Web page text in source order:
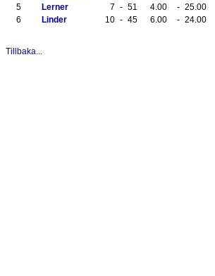
5
Lerner 7 - 51 4.00 - 25.00
6
Linder 10 - 45 6.00 - 24.00
Tillbaka...